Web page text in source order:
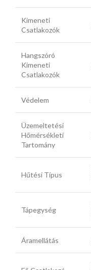
Kimeneti
Csatlakozók
Hangszóró
Kimeneti
Csatlakozók
Védelem
Üzemeltetési
Hőmérsékleti
Tartomány
Hűtési Típus
Tápegység
Áramellátás